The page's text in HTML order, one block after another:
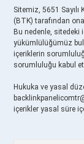
Sitemiz, 5651
(BTK) tarafından
Bu nedenle, sitedeki
yükümlülüğümüz
içeriklerin
sorumluluğu kabul
Hukuka ve yasal
içerikler yasal süre